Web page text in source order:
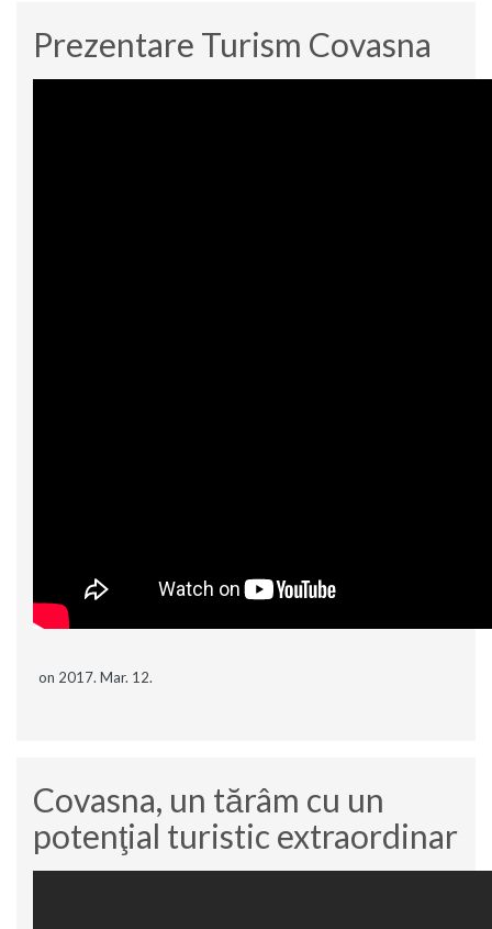
Prezentare Turism Covasna
on 2017. Mar. 12.
Covasna, un tărâm cu un
potenţial turistic extraordinar